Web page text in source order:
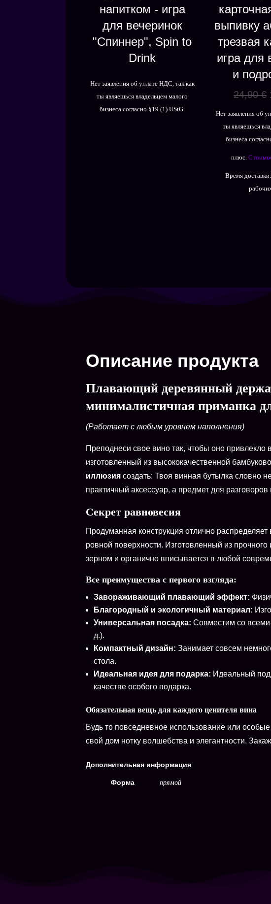
напитком - игра
для вечеринок
"Спиннер", Spin to
Drink
Нет заявления об уплате НДС, так как
ты являешься владельцем малого
бизнеса согласно §19 (1) UStG.
выпивку
трезвая
игра для
и
24,90€
Нет заявления об
ты являешься
бизнеса
плюс.
Время
Описание продукта
Плавающий деревянный
минималистичная приманка
(Работает с любым уровнем наполнения)
Преподнеси свое вино так, чтобы оно
изготовленный из высококачественной
иллюзия создать: Твоя винная бутылка словно
практичный аксессуар, а предмет для
Секрет равновесия
Продуманная конструкция отлично
ровной поверхности. Изготовленный из
зерном и органично вписывается в любой
Все преимущества с первого взгляда:
Завораживающий плавающий эффект:
Благородный и экологичный материал:
Универсальная посадка: Совместим со всеми
д.).
Компактный дизайн: Занимает совсем
стола.
Идеальная идея для подарка: Идеальный
качестве особого подарка.
Обязательная вещь для каждого ценителя вина
Будь то повседневное использование или
свой дом нотку волшебства и элегантности.
Дополнительная информация
Форма прямой